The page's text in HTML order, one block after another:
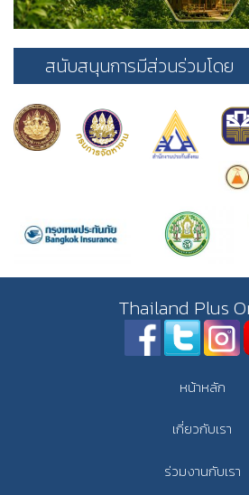
สนับสนุนการมีส่วนร่วมโดย
Thailand Plus
หน้าหลัก
เกี่ยวกับเรา
ร่วมงานกับเรา